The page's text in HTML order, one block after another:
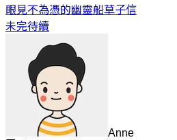
眼見不為憑的幽靈船草子信
未完待續
Anne